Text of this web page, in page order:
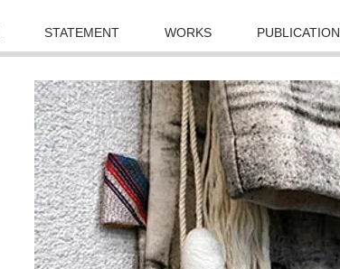
STATEMENT WORKS